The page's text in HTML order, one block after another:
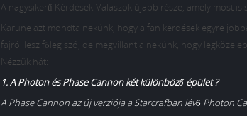
A nagysikerű Kérdések-Válaszok újabb része, amely most
Karune azt mondta nekünk, hogy a fan kérdések egyre
fajról lesz főleg szó, de megvillantja nekünk, hogy
Nézzük hát:
1. A Photon és Phase Cannon két különböző épület ?
A Phase Cannon az új verziója a Starcrafban lévő Photon